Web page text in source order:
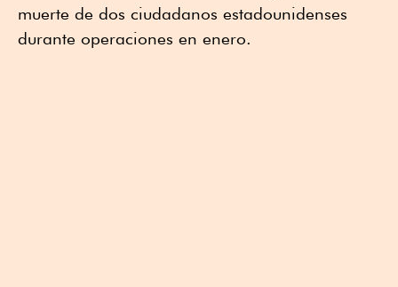
muerte de dos ciudadanos estadounidenses
durante operaciones en enero.